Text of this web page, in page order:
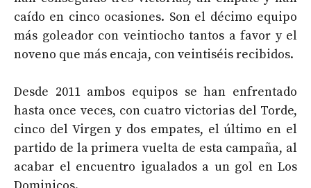
caído en cinco ocasiones. Son el décimo equipo
más goleador con veintiocho tantos a favor y el
noveno que más encaja, con veintiséis recibidos.
Desde 2011 ambos equipos se han enfrentado
hasta once veces, con cuatro victorias del Torde,
cinco del Virgen y dos empates, el último en el
partido de la primera vuelta de esta campaña, al
acabar el encuentro igualados a un gol en Los